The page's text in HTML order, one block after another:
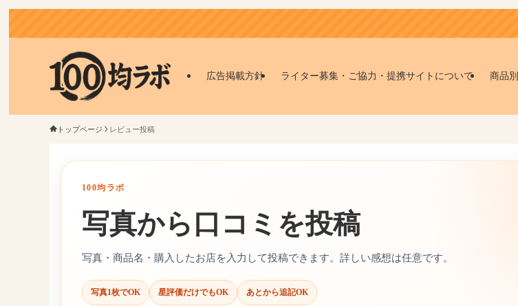
100均レ
広告掲載方針 ライター募集・ご協力・提携サイトについて 商品
トップページ レビュー投稿
100均ラボ
写真から口コミを投稿
写真・商品名・購入したお店を入力して投稿できます。詳しい感想は任意です。
写真1枚でOK 星評価だけでもOK あとから追記OK